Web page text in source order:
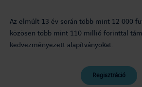
Az elmúlt 13 év során több mint 12 000
közösen több mint 110 millió forinttal
kedvezményezett alapítványokat.
Regisztráció